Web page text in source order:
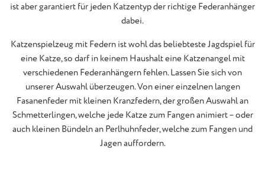
ist aber garantiert für jeden Katzentyp der richtige Federanhänger
dabei.
Katzenspielzeug mit Federn ist wohl das beliebteste Jagdspiel für
eine Katze, so darf in keinem Haushalt eine Katzenangel mit
verschiedenen Federanhängern fehlen. Lassen Sie sich von
unserer Auswahl überzeugen. Von einer einzelnen langen
Fasanenfeder mit kleinen Kranzfedern, der großen Auswahl an
Schmetterlingen, welche jede Katze zum Fangen animiert – oder
auch kleinen Bündeln an Perlhuhnfeder, welche zum Fangen und
Jagen auffordern.